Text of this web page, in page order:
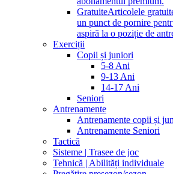
GratuiteArticolele
un punct de pornire
aspiră la o poziție de
Exerciții
Copii și juniori
5-8 Ani
9-13 Ani
14-17 Ani
Seniori
Antrenamente
Antrenamente copii și
Antrenamente Seniori
Tactică
Sisteme | Trasee de joc
Tehnică | Abilități individuale